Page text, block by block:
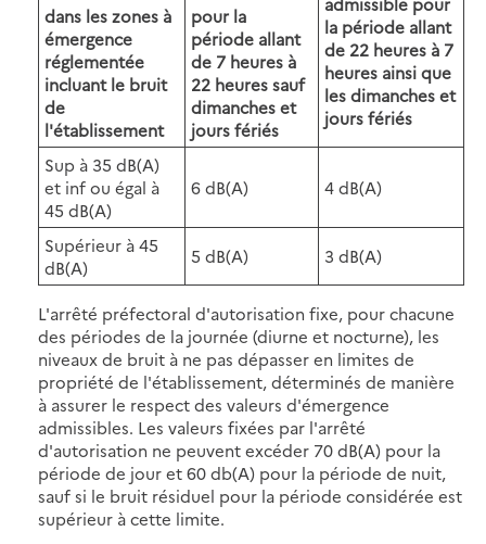
dans les zones à
émergence
réglementée
incluant le bruit
de
l'établissement
pour la
période allant
de 7 heures à
22 heures sauf
dimanches et
jours fériés
la période allant
de 22 heures à 7
heures ainsi que
les dimanches et
jours fériés
Sup à 35 dB(A)
et inf ou égal à
45 dB(A)
6 dB(A) 4 dB(A)
Supérieur à 45
dB(A)
5 dB(A) 3 dB(A)
L'arrêté préfectoral d'autorisation fixe, pour chacune
des périodes de la journée (diurne et nocturne), les
niveaux de bruit à ne pas dépasser en limites de
propriété de l'établissement, déterminés de manière
à assurer le respect des valeurs d'émergence
admissibles. Les valeurs fixées par l'arrêté
d'autorisation ne peuvent excéder 70 dB(A) pour la
période de jour et 60 db(A) pour la période de nuit,
sauf si le bruit résiduel pour la période considérée est
supérieur à cette limite.